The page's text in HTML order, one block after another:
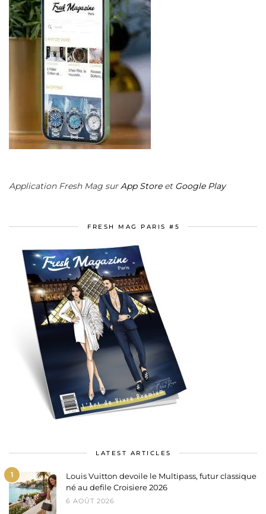
Application Fresh Mag sur App Storeet Google Play
FRESH MAG PARIS #5
LATEST ARTICLES
1
Louis Vuitton devoile le Multipass, futur classique
né au defile Croisiere 2026
6 AOÛT 2026